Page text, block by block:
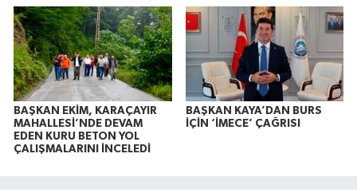
BAŞKAN EKİM, KARAÇAYIR
MAHALLESİ’NDE DEVAM
EDEN KURU BETON YOL
ÇALIŞMALARINI İNCELEDİ
BAŞKAN KAYA’DAN BURS
İÇİN ‘İMECE’ ÇAĞRISI